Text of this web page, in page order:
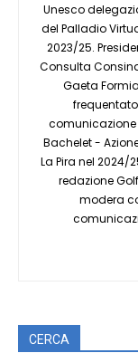
Unesco
del Palladio
2023/25.
Consulta
Gaeta
comunicazione
Bachelet -
La Pira nel 2024/
redazione
modera
CERCA